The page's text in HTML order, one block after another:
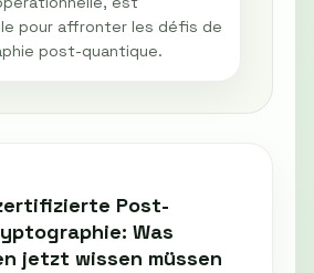
pour affronter les défis de
post-quantique.
Post-
Was
jetzt wissen müssen